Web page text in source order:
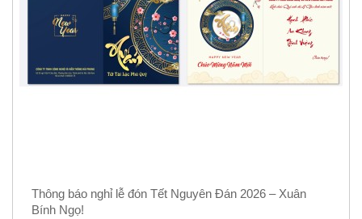
Thông báo nghỉ lễ đón Tết Nguyên Đán 2026 – Xuân
Bính Ngọ!